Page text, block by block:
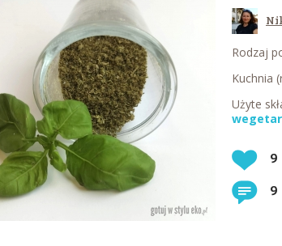
Rodzaj
Kuchnia
Użyte
9
9